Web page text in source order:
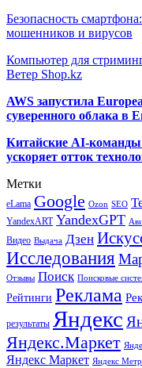
Безопасность
мошенников и вирусов
Компьютер для
Ветер Shop.kz
AWS запустила
суверенного облака в
Китайские AI-
ускоряет отток
Метки
eLama Google Ozon SEO
YandexART YandexGPT
Видео Выдача Дзен
Исследования
Отзывы Поиск Поисковые
Рейтинги Реклама
результаты Яндекс
Яндекс.Маркет
Яндекс Маркет Яндекс